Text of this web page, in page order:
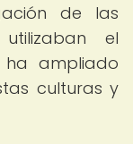
de las
el
ampliado
culturas y